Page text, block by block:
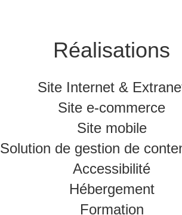
Réalisations
Site Internet &
Site e-commerce
Site mobile
Solution de gestion de
Accessibilité
Hébergement
Formation